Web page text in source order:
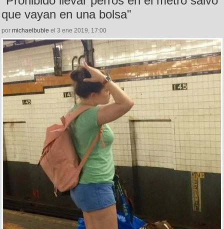
que vayan en una bolsa"
por michaelbuble el 3 ene 2019, 17:00